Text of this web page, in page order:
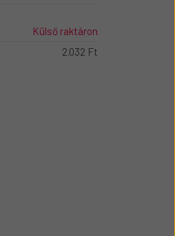
Külső raktáron
2.032 Ft